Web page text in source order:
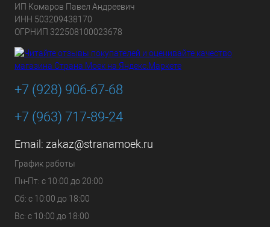
ИП Комаров Павел Андреевич
ИНН 503209438170
ОГРНИП 322508100023678
+7 (928) 906-67-68
+7 (963) 717-89-24
Email: zakaz@stranamoek.ru
График работы
Пн-Пт: с 10:00 до 20:00
Сб: с 10:00 до 18:00
Вс: с 10:00 до 18:00